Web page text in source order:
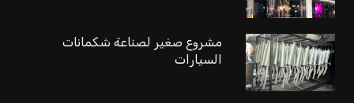
مشروع صغير لصناعة شكمانات
السيارات